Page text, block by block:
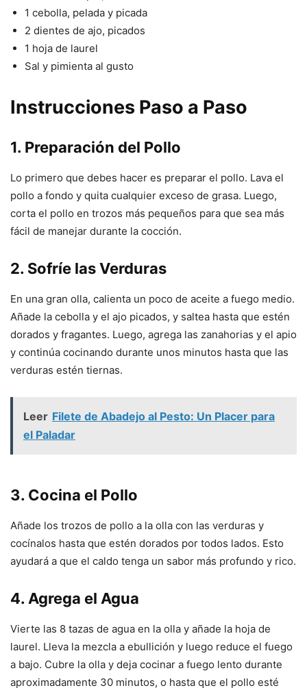
1 cebolla, pelada y picada
2 dientes de ajo, picados
1 hoja de laurel
Sal y pimienta al gusto
Instrucciones Paso a Paso
1. Preparación del Pollo
Lo primero que debes hacer es preparar el pollo. Lava el
pollo a fondo y quita cualquier exceso de grasa. Luego,
corta el pollo en trozos más pequeños para que sea más
fácil de manejar durante la cocción.
2. Sofríe las Verduras
En una gran olla, calienta un poco de aceite a fuego medio.
Añade la cebolla y el ajo picados, y saltea hasta que estén
dorados y fragantes. Luego, agrega las zanahorias y el apio
y continúa cocinando durante unos minutos hasta que las
verduras estén tiernas.
Leer Filete de Abadejo al Pesto: Un Placer para
el Paladar
3. Cocina el Pollo
Añade los trozos de pollo a la olla con las verduras y
cocínalos hasta que estén dorados por todos lados. Esto
ayudará a que el caldo tenga un sabor más profundo y rico.
4. Agrega el Agua
Vierte las 8 tazas de agua en la olla y añade la hoja de
laurel. Lleva la mezcla a ebullición y luego reduce el fuego
a bajo. Cubre la olla y deja cocinar a fuego lento durante
aproximadamente 30 minutos, o hasta que el pollo esté